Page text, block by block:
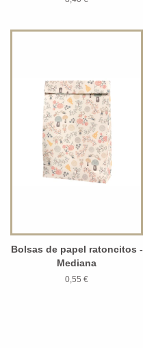
Bolsas de papel ratoncitos -
Mediana
0,55 €